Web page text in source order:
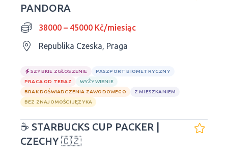
PANDORA
38000 – 45000 Kč/miesiąc
Republika Czeska, Praga
SZYBKIE ZGŁOSZENIE
PASZPORT BIOMETRYCZNY
PRACA OD TERAZ
WYŻYWIENIE
BRAK DOŚWIADCZENIA ZAWODOWEGO
Z MIESZKANIEM
BEZ ZNAJOMOŚCI JĘZYKA
☕ STARBUCKS CUP PACKER |
CZECHY 🇨🇿